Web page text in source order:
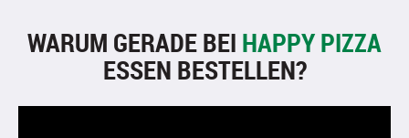
WARUM GERADE BEI HAPPY PIZZA
ESSEN BESTELLEN?